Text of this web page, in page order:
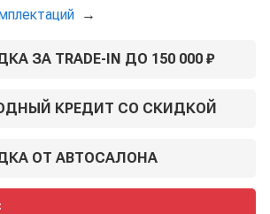
→
ЗА TRADE-IN ДО 150 000 ₽
КРЕДИТ СО СКИДКОЙ
ОТ АВТОСАЛОНА